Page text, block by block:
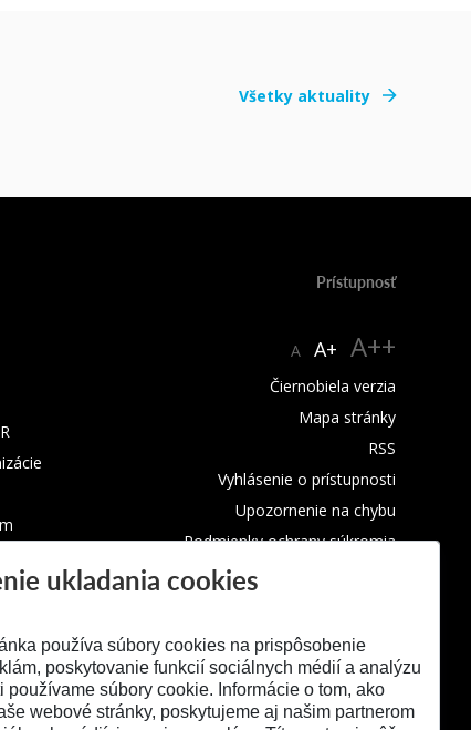
Všetky aktuality
Prístupnosť
A A+ A++
Čiernobiela verzia
Mapa stránky
RSS
Vyhlásenie o prístupnosti
Upozornenie na chybu
Podmienky ochrany súkromia
ukladania cookies
používa súbory cookies na prispôsobenie
poskytovanie funkcií sociálnych médií a analýzu
používame súbory cookie. Informácie o tom, ako
webové stránky, poskytujeme aj našim partnerom